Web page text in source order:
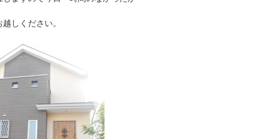
ください。